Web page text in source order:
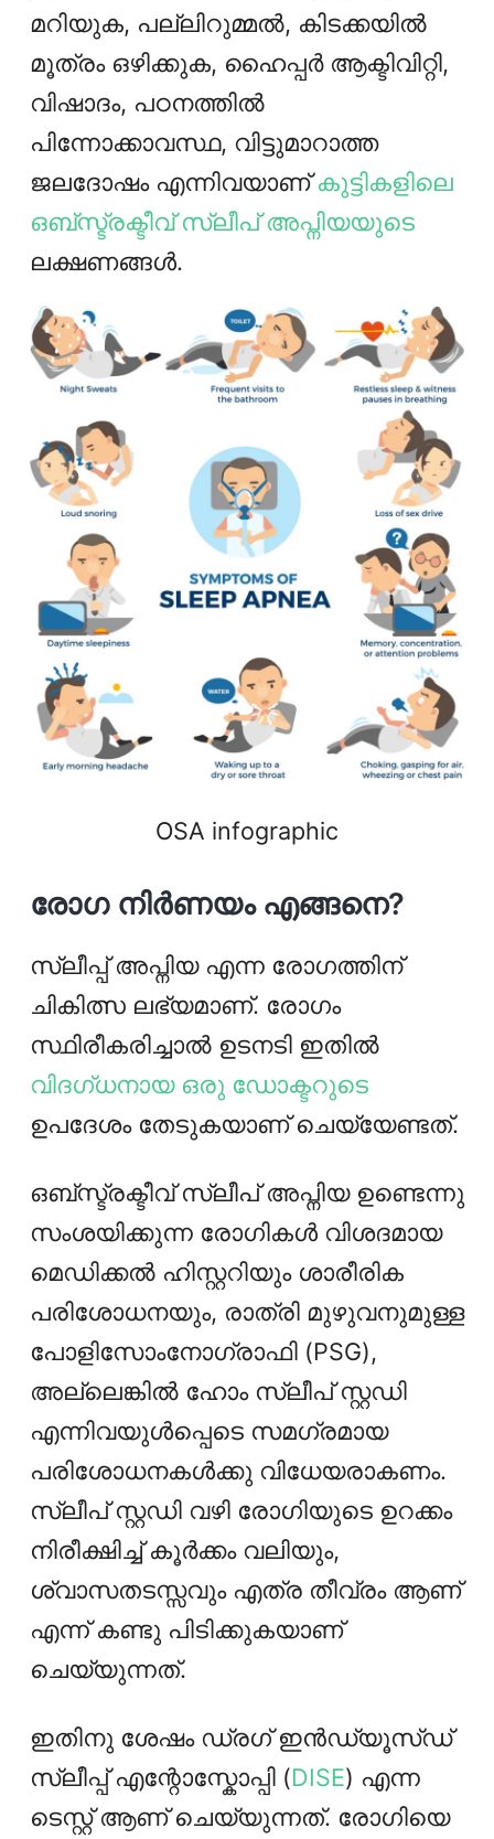
മറിയുക, പല്ലിറുമ്മൽ, കിടക്കയിൽ
മൂത്രം ഒഴിക്കുക, ഹൈപ്പർ ആക്ടിവിറ്റി,
വിഷാദം, പഠനത്തില്‍
പിന്നോക്കാവസ്ഥ, വിട്ടുമാറാത്ത
ജലദോഷം എന്നിവയാണ്കുട്ടികളിലെ
ഒബ്സ്ട്രക്ടീവ് സ്ലീപ് അപ്നിയയുടെ
ലക്ഷണങ്ങൾ.
OSA infographic
രോഗ നിർണയം എങ്ങനെ?
സ്ലീപ്പ് അപ്നിയ എന്ന രോഗത്തിന്
ചികിത്സ ലഭ്യമാണ്. രോഗം
സ്ഥിരീകരിച്ചാൽ ഉടനടി ഇതിൽ
വിദഗ്ധനായ ഒരു ഡോക്ടറുടെ
ഉപദേശം തേടുകയാണ് ചെയ്യേണ്ടത്.
ഒബ്സ്ട്രക്ടീവ് സ്ലീപ് അപ്നിയ ഉണ്ടെന്നു
സംശയിക്കുന്ന രോഗികൾ വിശദമായ
മെഡിക്കൽ ഹിസ്റ്ററിയും ശാരീരിക
പരിശോധനയും, രാത്രി മുഴുവനുമുള്ള
പോളിസോംനോഗ്രാഫി (PSG),
അല്ലെങ്കിൽ ഹോം സ്ലീപ് സ്റ്റഡി
എന്നിവയുൾപ്പെടെ സമഗ്രമായ
പരിശോധനകൾക്കു വിധേയരാകണം.
സ്ലീപ് സ്റ്റഡി വഴി രോഗിയുടെ ഉറക്കം
നിരീക്ഷിച്ച് കൂർക്കം വലിയും,
ശ്വാസതടസ്സവും എത്ര തീവ്രം ആണ്
എന്ന് കണ്ടു പിടിക്കുകയാണ്
ചെയ്യുന്നത്.
ഇതിനു ശേഷം ഡ്രഗ് ഇൻഡ്യൂസ്ഡ്
സ്ലീപ്പ് എന്റോസ്കോപ്പി (DISE) എന്ന
ടെസ്റ്റ് ആണ് ചെയ്യുന്നത്. രോഗിയെ